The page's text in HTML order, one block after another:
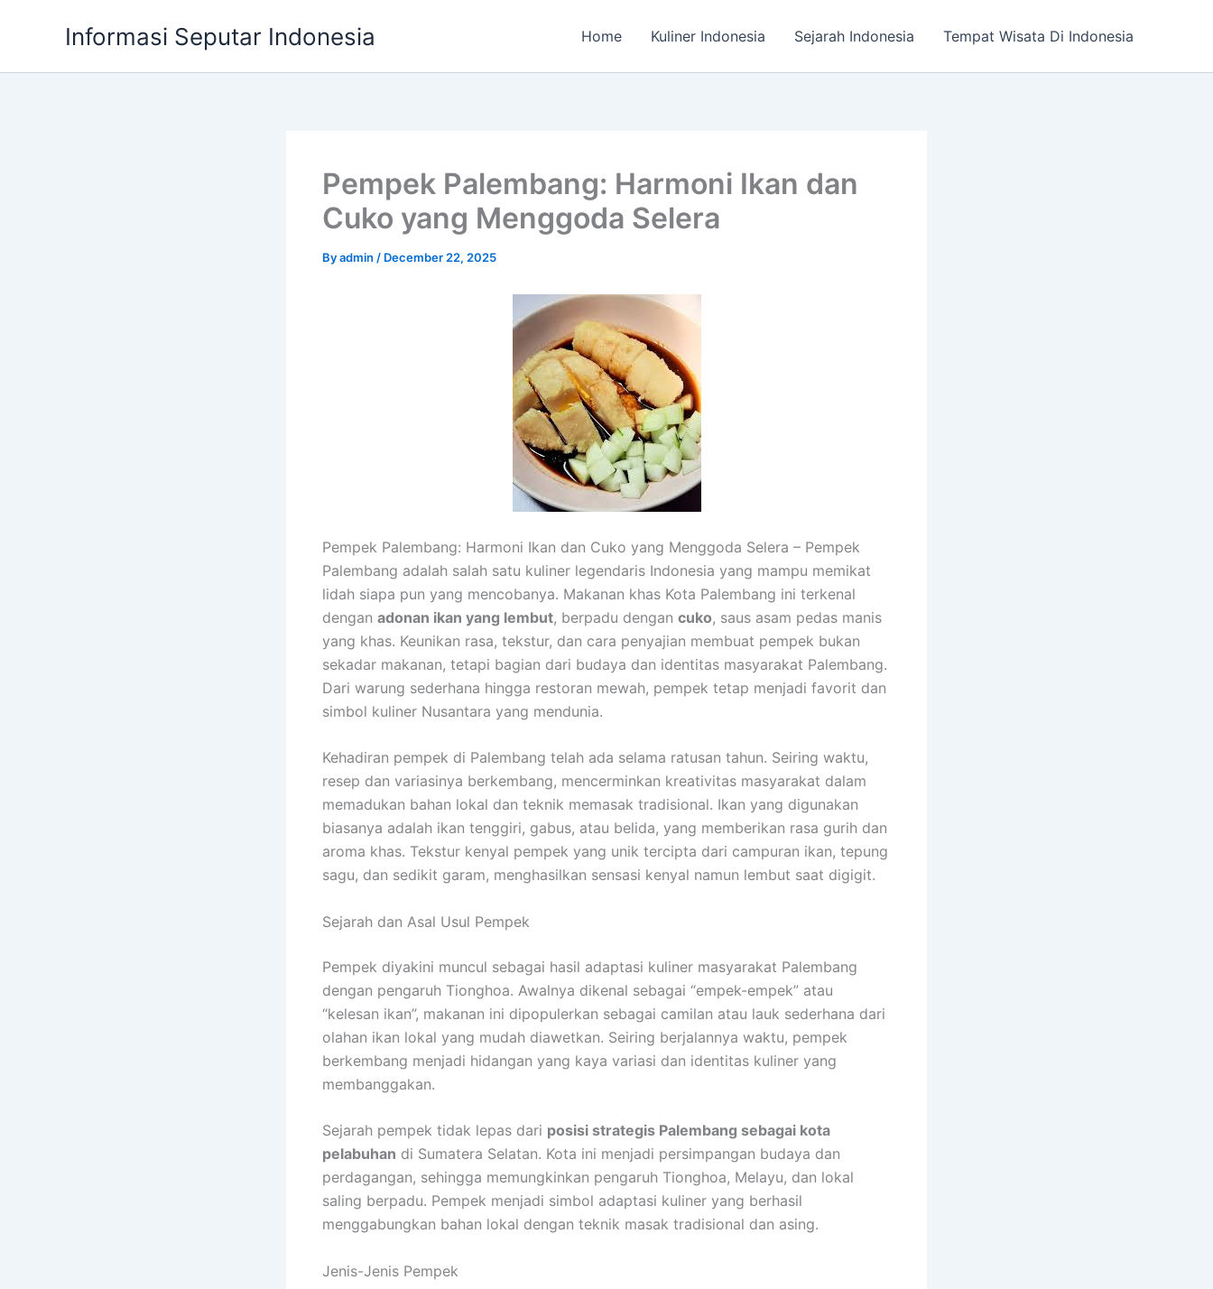
Informasi Seputar Indonesia Home Kuliner Indonesia Sejarah Indonesia Tempat Wisata Di Indonesia
Pempek Palembang: Harmoni Ikan dan
Cuko yang Menggoda Selera
Byadmin / December 22, 2025
Pempek Palembang: Harmoni Ikan dan Cuko yang Menggoda Selera – Pempek
Palembang adalah salah satu kuliner legendaris Indonesia yang mampu memikat
lidah siapa pun yang mencobanya. Makanan khas Kota Palembang ini terkenal
dengan adonan ikan yang lembut, berpadu dengan cuko, saus asam pedas manis
yang khas. Keunikan rasa, tekstur, dan cara penyajian membuat pempek bukan
sekadar makanan, tetapi bagian dari budaya dan identitas masyarakat Palembang.
Dari warung sederhana hingga restoran mewah, pempek tetap menjadi favorit dan
simbol kuliner Nusantara yang mendunia.
Kehadiran pempek di Palembang telah ada selama ratusan tahun. Seiring waktu,
resep dan variasinya berkembang, mencerminkan kreativitas masyarakat dalam
memadukan bahan lokal dan teknik memasak tradisional. Ikan yang digunakan
biasanya adalah ikan tenggiri, gabus, atau belida, yang memberikan rasa gurih dan
aroma khas. Tekstur kenyal pempek yang unik tercipta dari campuran ikan, tepung
sagu, dan sedikit garam, menghasilkan sensasi kenyal namun lembut saat digigit.
Sejarah dan Asal Usul Pempek
Pempek diyakini muncul sebagai hasil adaptasi kuliner masyarakat Palembang
dengan pengaruh Tionghoa. Awalnya dikenal sebagai “empek-empek” atau
“kelesan ikan”, makanan ini dipopulerkan sebagai camilan atau lauk sederhana dari
olahan ikan lokal yang mudah diawetkan. Seiring berjalannya waktu, pempek
berkembang menjadi hidangan yang kaya variasi dan identitas kuliner yang
membanggakan.
Sejarah pempek tidak lepas dari posisi strategis Palembang sebagai kota
pelabuhan di Sumatera Selatan. Kota ini menjadi persimpangan budaya dan
perdagangan, sehingga memungkinkan pengaruh Tionghoa, Melayu, dan lokal
saling berpadu. Pempek menjadi simbol adaptasi kuliner yang berhasil
menggabungkan bahan lokal dengan teknik masak tradisional dan asing.
Jenis-Jenis Pempek